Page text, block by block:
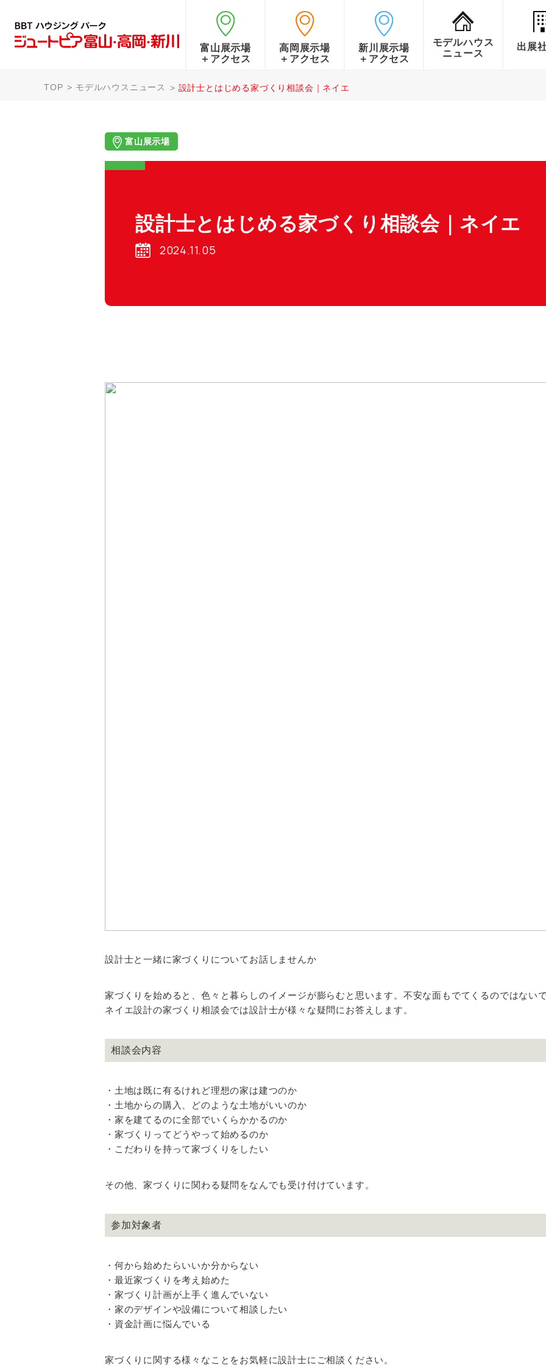
富山展示場
＋アクセス
高岡展示場
＋アクセス
新川展示場
＋アクセス
モデルハウス
ニュース
出展
TOP モデルハウスニュース 設計士とはじめる家づくり相談会｜ネイエ
富山展示場
設計士とはじめる家づくり相談会｜ネイエ
2024.11.05
設計士と一緒に家づくりについてお話しませんか
家づくりを始めると、色々と暮らしのイメージが膨らむと思います。不安な面もでてくるのではないで
ネイエ設計の家づくり相談会では設計士が様々な疑問にお答えします。
相談会内容
・土地は既に有るけれど理想の家は建つのか
・土地からの購入、どのような土地がいいのか
・家を建てるのに全部でいくらかかるのか
・家づくりってどうやって始めるのか
・こだわりを持って家づくりをしたい
その他、家づくりに関わる疑問をなんでも受け付けています。
参加対象者
・何から始めたらいいか分からない
・最近家づくりを考え始めた
・家づくり計画が上手く進んでいない
・家のデザインや設備について相談したい
・資金計画に悩んでいる
家づくりに関する様々なことをお気軽に設計士にご相談ください。